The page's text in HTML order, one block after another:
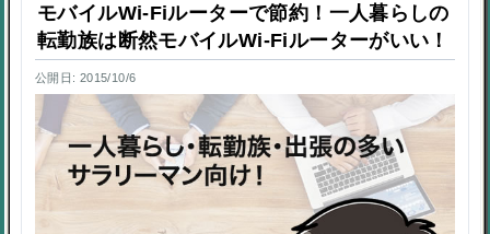
モバイルWi-Fiルーターで節約！一人暮らしの
転勤族は断然モバイルWi-Fiルーターがいい！
公開日: 2015/10/6